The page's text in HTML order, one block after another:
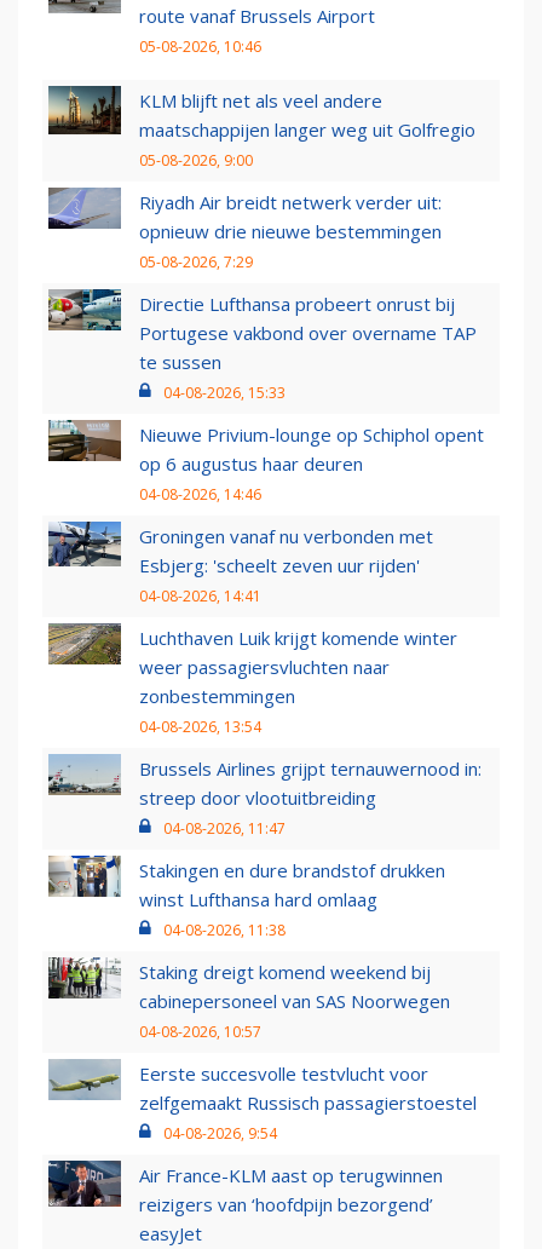
route vanaf Brussels Airport
05-08-2026, 10:46
KLM blijft net als veel andere
maatschappijen langer weg uit Golfregio
05-08-2026, 9:00
Riyadh Air breidt netwerk verder uit:
opnieuw drie nieuwe bestemmingen
05-08-2026, 7:29
Directie Lufthansa probeert onrust bij
Portugese vakbond over overname TAP
te sussen
04-08-2026, 15:33
Nieuwe Privium-lounge op Schiphol opent
op 6 augustus haar deuren
04-08-2026, 14:46
Groningen vanaf nu verbonden met
Esbjerg: 'scheelt zeven uur rijden'
04-08-2026, 14:41
Luchthaven Luik krijgt komende winter
weer passagiersvluchten naar
zonbestemmingen
04-08-2026, 13:54
Brussels Airlines grijpt ternauwernood in:
streep door vlootuitbreiding
04-08-2026, 11:47
Stakingen en dure brandstof drukken
winst Lufthansa hard omlaag
04-08-2026, 11:38
Staking dreigt komend weekend bij
cabinepersoneel van SAS Noorwegen
04-08-2026, 10:57
Eerste succesvolle testvlucht voor
zelfgemaakt Russisch passagierstoestel
04-08-2026, 9:54
Air France-KLM aast op terugwinnen
reizigers van ‘hoofdpijn bezorgend’
easyJet